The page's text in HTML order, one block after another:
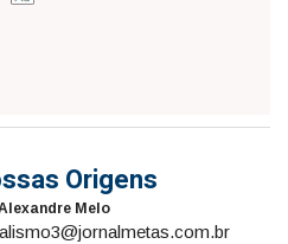
Origens
Melo